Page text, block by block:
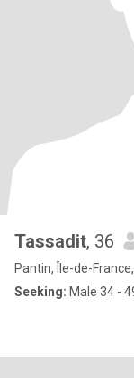
Tassadit, 36
Pantin, Île-de-
Seeking: Male 34 -